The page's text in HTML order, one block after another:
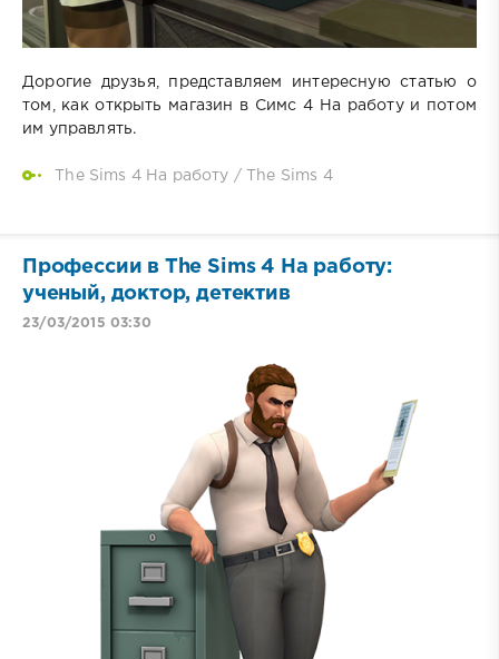
Дорогие друзья, представляем интересную статью о
том, как открыть магазин в Симс 4 На работу и потом
им управлять.
The Sims 4 На работу / The Sims 4
Профессии в The Sims 4 На работу:
ученый, доктор, детектив
23/03/2015 03:30